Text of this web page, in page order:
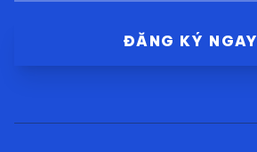
ĐĂNG KÝ NGAY